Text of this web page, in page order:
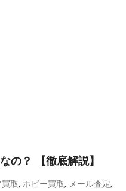
の？ 【徹底解説】
取, ホビー買取, メール査定,